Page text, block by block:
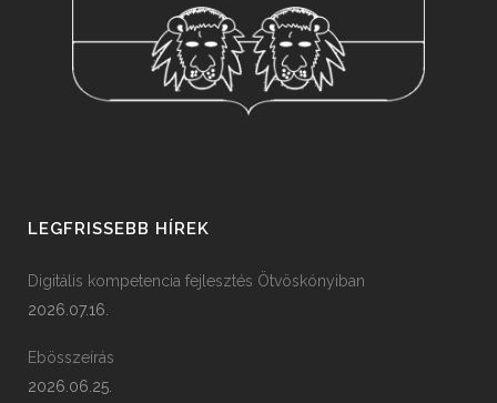
LEGFRISSEBB HÍREK
Digitális kompetencia fejlesztés Ötvöskónyiban
2026.07.16.
Ebösszeírás
2026.06.25.